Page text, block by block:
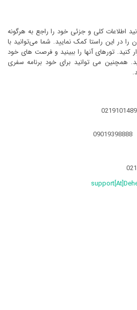
اطلاعات کلی و جزئی خود را راجع به هرگونه
را در این راستا کمک نمایید. شما می‌توانید با
کنید. تورهای آنها را ببینید و فرصت های خود
همچنین می توانید برای خود برنامه سفری
09019398888